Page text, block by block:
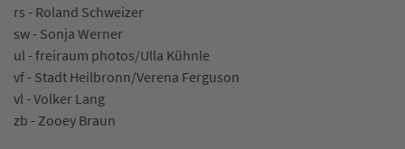
rs - Roland Schweizer
sw - Sonja Werner
ul - freiraum photos/Ulla Kühnle
vf - Stadt Heilbronn/Verena Ferguson
vl - Volker Lang
zb - Zooey Braun